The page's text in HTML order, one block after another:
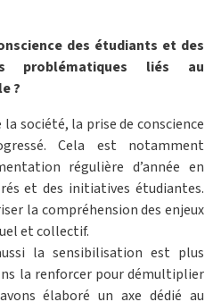
des étudiants et des
problématiques liés au
?
société, la prise de conscience
Cela est notamment
régulière d’année en
et des initiatives étudiantes.
la compréhension des enjeux
et collectif.
la sensibilisation est plus
la renforcer pour démultiplier
élaboré un axe dédié au